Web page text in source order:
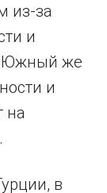
из-за
и
Южный же
и
на
в